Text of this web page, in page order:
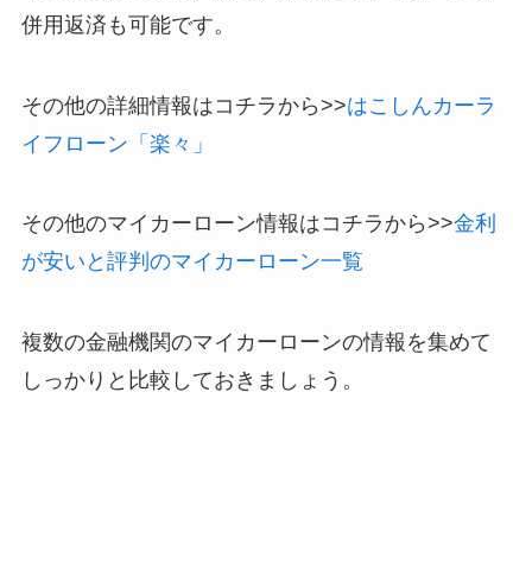
併用返済も可能です。
その他の詳細情報はコチラから>>はこしんカーラ
イフローン「楽々」
その他のマイカーローン情報はコチラから>>金利
が安いと評判のマイカーローン一覧
複数の金融機関のマイカーローンの情報を集めて
しっかりと比較しておきましょう。